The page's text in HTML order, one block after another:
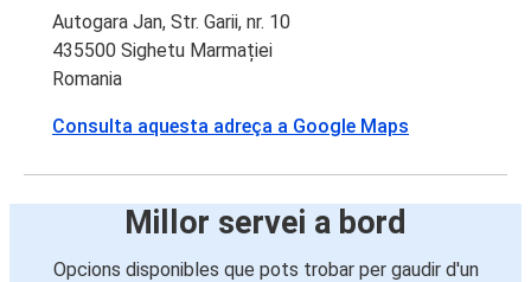
Autogara Jan, Str. Garii, nr. 10
435500 Sighetu Marmației
Romania
Consulta aquesta adreça a Google Maps
Millor servei a bord
Opcions disponibles que pots trobar per gaudir d'un